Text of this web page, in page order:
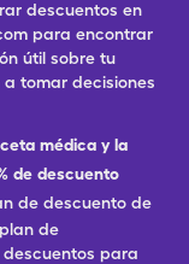
descuentos en
para encontrar
útil sobre tu
tomar decisiones
médica y la
de descuento
de descuento de
de
para